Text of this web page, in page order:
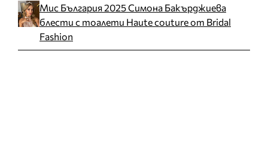
Мис България 2025 Симона Бакърджиева
блести с тоалети Haute couture от Bridal
Fashion